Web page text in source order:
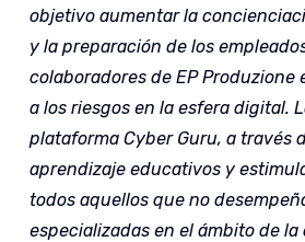
objetivo aumentar la
y la preparación de los
colaboradores de EP Produzione
a los riesgos en la esfera digital.
plataforma Cyber Guru, a través
aprendizaje educativos y
todos aquellos que no
especializadas en el ámbito de